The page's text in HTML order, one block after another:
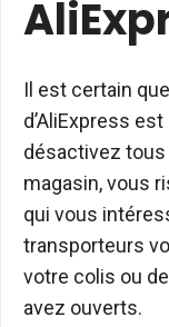
Il est certain
d’AliExpress
désactivez
magasin, vous
qui vous
transporteurs
votre colis ou
avez ouverts.